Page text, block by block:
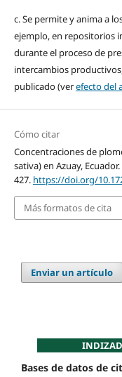
c. Se permite y anima a
ejemplo, en repositorios
durante el proceso de
intercambios
publicado (verefecto del
Cómo citar
Concentraciones de
sativa) en Azuay, Ecuador.
427. https://doi.org/
Más formatos de cita
Enviar un artículo
Bases de datos de